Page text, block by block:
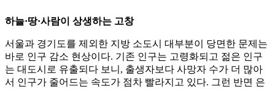
하늘·땅·사람이 상생하는 고창
서울과 경기도를 제외한 지방 소도시 대부분이 당면한 문제는
바로 인구 감소 현상이다. 기존 인구는 고령화되고 젊은 인구
는 대도시로 유출되다 보니, 출생자보다 사망자 수가 더 많아
서 인구가 줄어드는 속도가 점차 빨라지고 있다. 그런 반면 은